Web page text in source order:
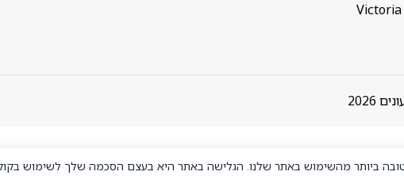
Victoria
ביותר מהשימוש באתר שלנו. הגלישה באתר היא בעצם הסכמה שלך לשימוש